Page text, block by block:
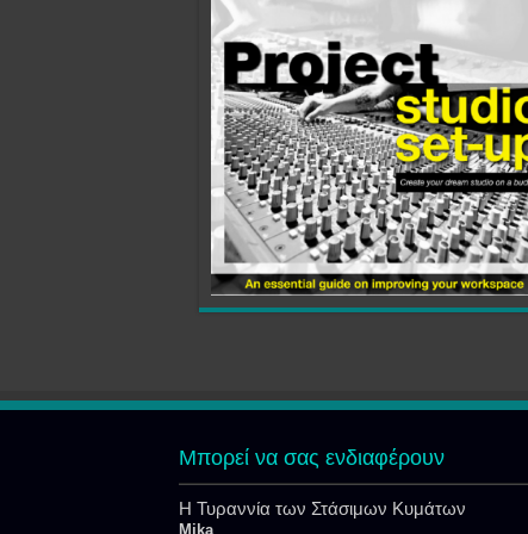
Μπορεί να σας ενδιαφέρουν
Η Τυραννία των Στάσιμων Κυμάτων
Mika